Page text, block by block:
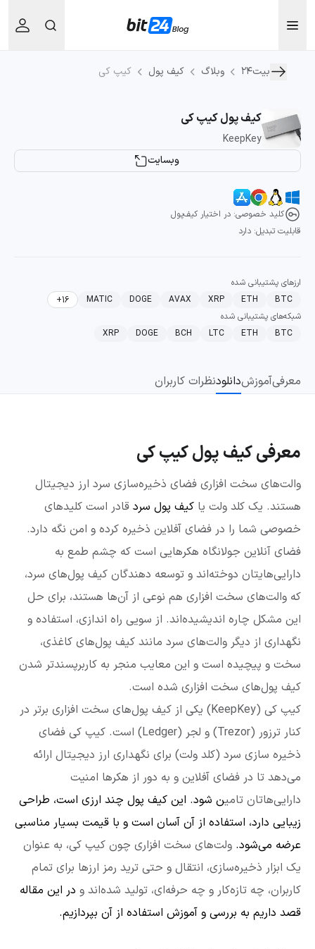
بیت۲۴ وبلاگ کیف پول کیپ کی
کیف پول کیپ کی
KeepKey
وبسایت
کلید خصوصی: در اختیار کیف‌پول
قابلیت تبدیل: دارد
ارز‌های پشتیبانی شده
BTC
ETH
XRP
AVAX
DOGE
MATIC
+16
شبکه‌های پشتیبانی شده
BTC
ETH
LTC
BCH
DOGE
XRP
معرفیآموزشدانلودنظرات کاربران
معرفی کیف پول کیپ کی
والت‌های سخت افزاری فضای ذخیره‌سازی سرد ارز دیجیتال
هستند. یک کلد ولت یا کیف پول سرد قادر است کلیدهای
خصوصی شما را در فضای آفلاین ذخیره کرده و امن نگه دارد.
فضای آنلاین جولانگاه هکرهایی است که چشم طمع به
دارایی‌هایتان دوخته‌اند و توسعه دهندگان کیف پول‌های سرد،
که والت‌های سخت افزاری هم نوعی از آن‌ها هستند، برای حل
این مشکل چاره اندیشیده‌اند. از سویی راه اندازی، استفاده و
نگهداری از دیگر والت‌های سرد مانند کیف پول‌های کاغذی،
سخت و پیچیده است و این معایب منجر به کاربرپسندتر شدن
کیف پول‌های سخت افزاری شده است.
کیپ کی (KeepKey) یکی از کیف پول‌های سخت افزاری برتر در
کنار ترزور (Trezor) و لجر (Ledger) است. کیپ کی فضای
ذخیره سازی سرد (کلد ولت) برای نگهداری ارز دیجیتال ارائه
می‌دهد تا در فضای آفلاین و به دور از هکرها امنیت
دارایی‌هاتان تامین شود. این کیف پول چند ارزی است، طراحی
زیبایی دارد،‌ استفاده از آن آسان است و با قیمت بسیار مناسبی
عرضه می‌شود. ولت‌های سخت افزاری چون کیپ کی، به عنوان
یک ابزار ذخیره‌سازی، انتقال و حتی ترید رمز ارزها برای تمام
کاربران، چه تازه‌کار و چه حرفه‌ای، تولید شده‌اند و در این مقاله
قصد داریم به بررسی و آموزش استفاده از آن بپردازیم.